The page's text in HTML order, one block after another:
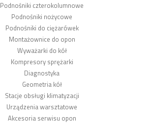
Podnośniki czterokolumnowe
Podnośniki nożycowe
Podnośniki do ciężarówek
Montażownice do opon
Wyważarki do kół
Kompresory sprężarki
Diagnostyka
Geometria kół
Stacje obsługi klimatyzacji
Urządzenia warsztatowe
Akcesoria serwisu opon